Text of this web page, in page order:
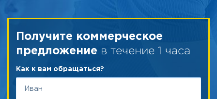
Получите коммерческое
предложение в течение 1 часа
Как к вам обращаться?